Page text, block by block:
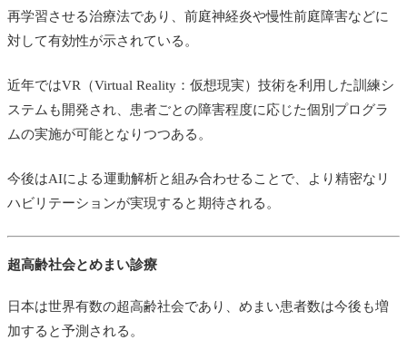
再学習させる治療法であり、前庭神経炎や慢性前庭障害などに
対して有効性が示されている。
近年ではVR（Virtual Reality：仮想現実）技術を利用した訓練シ
ステムも開発され、患者ごとの障害程度に応じた個別プログラ
ムの実施が可能となりつつある。
今後はAIによる運動解析と組み合わせることで、より精密なリ
ハビリテーションが実現すると期待される。
超高齢社会とめまい診療
日本は世界有数の超高齢社会であり、めまい患者数は今後も増
加すると予測される。